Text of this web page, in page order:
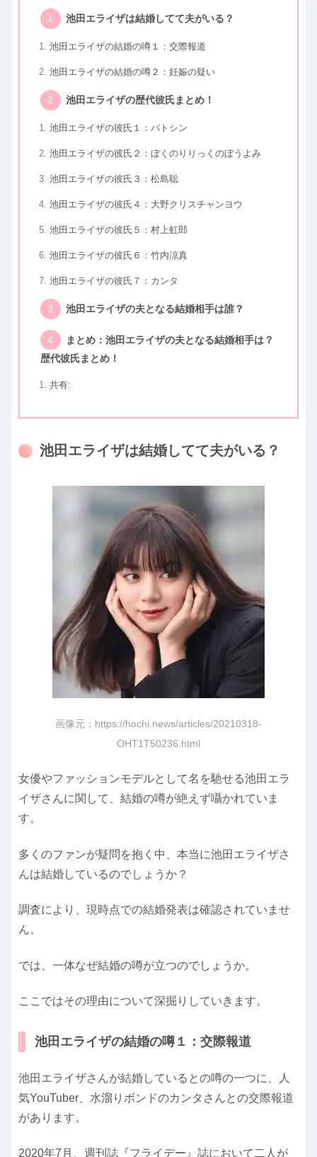
池田エライザは結婚してて夫がいる？
池田エライザの結婚の噂１：交際報道
池田エライザの結婚の噂２：妊娠の疑い
池田エライザの歴代彼氏まとめ！
池田エライザの彼氏１：バトシン
池田エライザの彼氏２：ぼくのりりっくのぼうよみ
池田エライザの彼氏３：松島聡
池田エライザの彼氏４：大野クリスチャンヨウ
池田エライザの彼氏５：村上虹郎
池田エライザの彼氏６：竹内涼真
池田エライザの彼氏７：カンタ
池田エライザの夫となる結婚相手は誰？
まとめ：池田エライザの夫となる結婚相手は？
歴代彼氏まとめ！
共有:
池田エライザは結婚してて夫がいる？
画像元：https://hochi.news/articles/20210318-
OHT1T50236.html
女優やファッションモデルとして名を馳せる池田エラ
イザさんに関して、結婚の噂が絶えず囁かれていま
す。
多くのファンが疑問を抱く中、本当に池田エライザさ
んは結婚しているのでしょうか？
調査により、現時点での結婚発表は確認されていませ
ん。
では、一体なぜ結婚の噂が立つのでしょうか。
ここではその理由について深掘りしていきます。
池田エライザの結婚の噂１：交際報道
池田エライザさんが結婚しているとの噂の一つに、人
気YouTuber、水溜りボンドのカンタさんとの交際報道
があります。
2020年7月、週刊誌『フライデー』誌において二人が